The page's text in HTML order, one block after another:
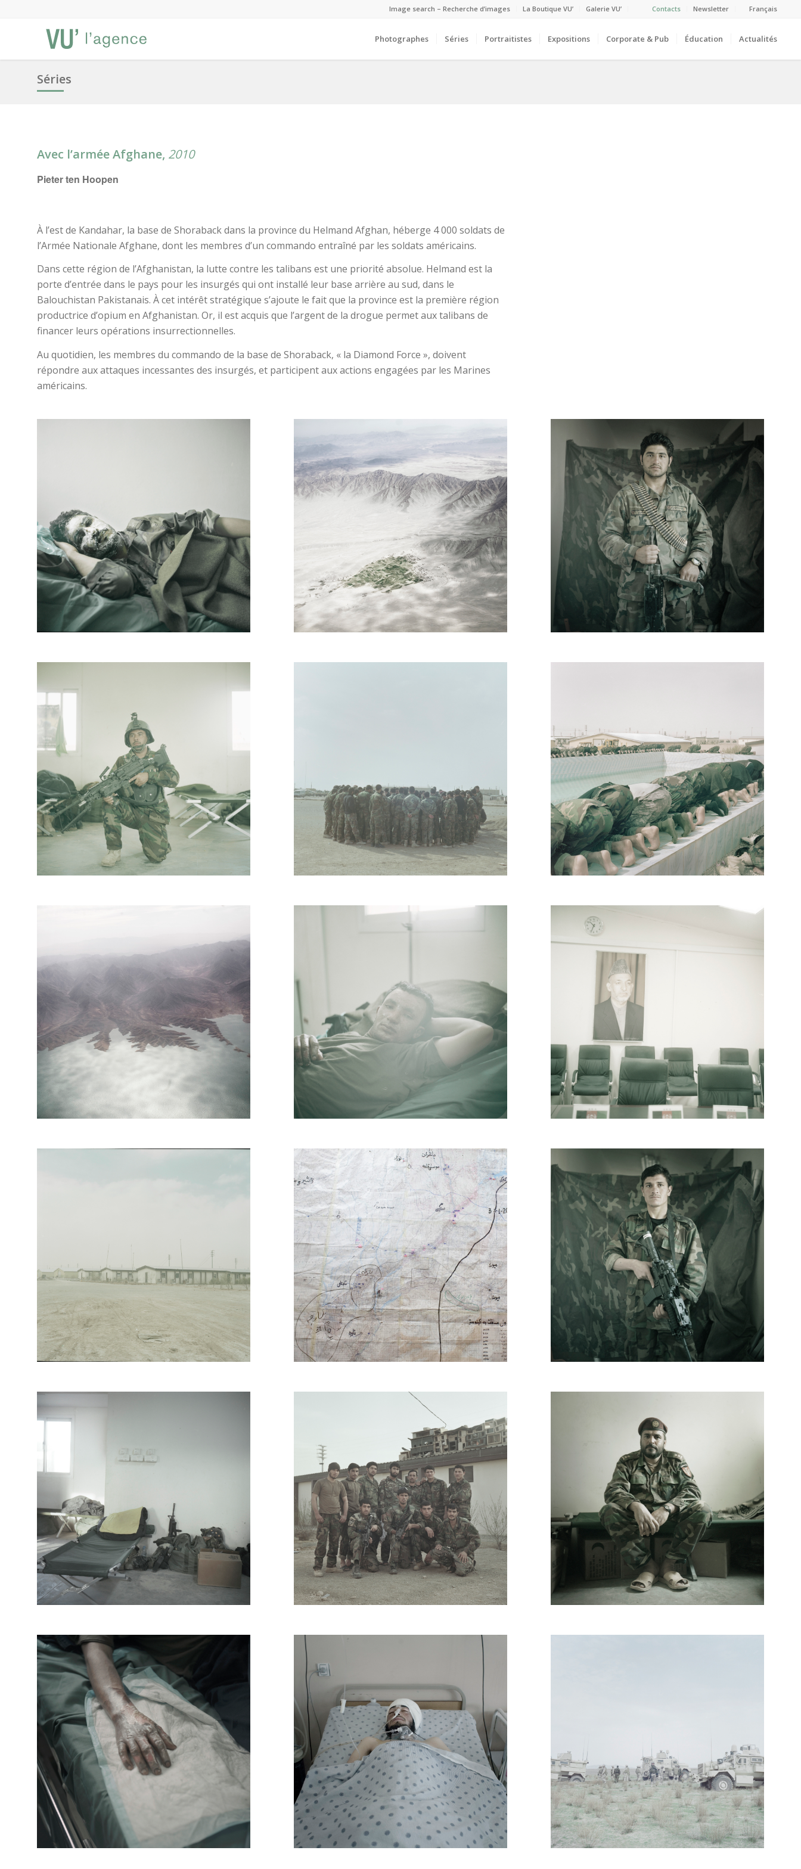
Image search – Recherche d’images La Boutique VU’ Galerie VU’ Contacts Newsletter Français
Photographes Séries Portraitistes Expositions Corporate & Pub Éducation Actualités
Séries
Avec l’armée Afghane, 2010
Pieter ten Hoopen
À l’est de Kandahar, la base de Shoraback dans la province du Helmand Afghan, héberge 4 000 soldats de
l’Armée Nationale Afghane, dont les membres d’un commando entraîné par les soldats américains.
Dans cette région de l’Afghanistan, la lutte contre les talibans est une priorité absolue. Helmand est la
porte d’entrée dans le pays pour les insurgés qui ont installé leur base arrière au sud, dans le
Balouchistan Pakistanais. À cet intérêt stratégique s’ajoute le fait que la province est la première région
productrice d’opium en Afghanistan. Or, il est acquis que l’argent de la drogue permet aux talibans de
financer leurs opérations insurrectionnelles.
Au quotidien, les membres du commando de la base de Shoraback, « la Diamond Force », doivent
répondre aux attaques incessantes des insurgés, et participent aux actions engagées par les Marines
américains.